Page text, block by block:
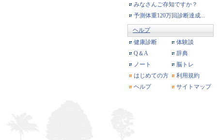
みなさんご存知ですか？
予測体重120万回診断達成...
ヘルプ
健康診断
体験談
Q＆A
辞典
ノート
脳トレ
はじめての方
利用規約
ヘルプ
サイトマップ